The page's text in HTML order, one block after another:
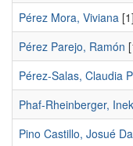
Pérez Mora, Viviana [1]
Pérez Parejo, Ramón
Pérez-Salas, Claudia
Phaf-Rheinberger,
Pino Castillo, Josué